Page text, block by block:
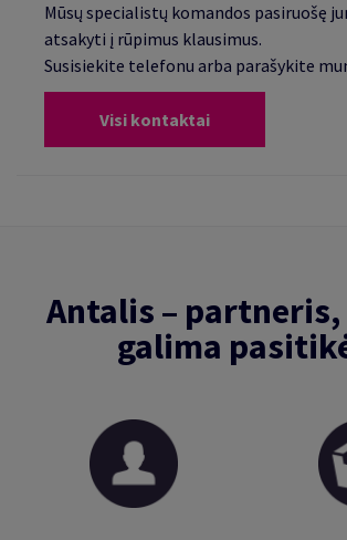
Mūsų specialistų komandos pasiruošę
atsakyti į rūpimus klausimus.
Susisiekite telefonu arba parašykite
Visi kontaktai
Antalis –
galima